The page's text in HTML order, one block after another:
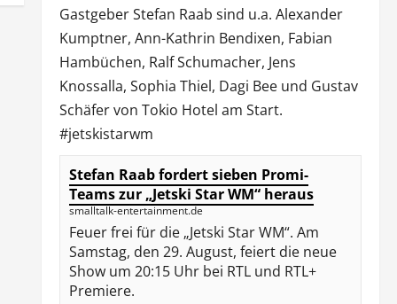
Gastgeber Stefan Raab sind u.a. Alexander
Kumptner, Ann-Kathrin Bendixen, Fabian
Hambüchen, Ralf Schumacher, Jens
Knossalla, Sophia Thiel, Dagi Beeund Gustav
Schäfer von Tokio Hotel am Start.
#jetskistarwm
Stefan Raab fordert sieben Promi-
Teams zur „Jetski Star WM“ heraus
smalltalk-entertainment.de
Feuer frei für die „Jetski Star WM“. Am
Samstag, den 29. August, feiert die neue
Show um 20:15 Uhr bei RTL und RTL+
Premiere.